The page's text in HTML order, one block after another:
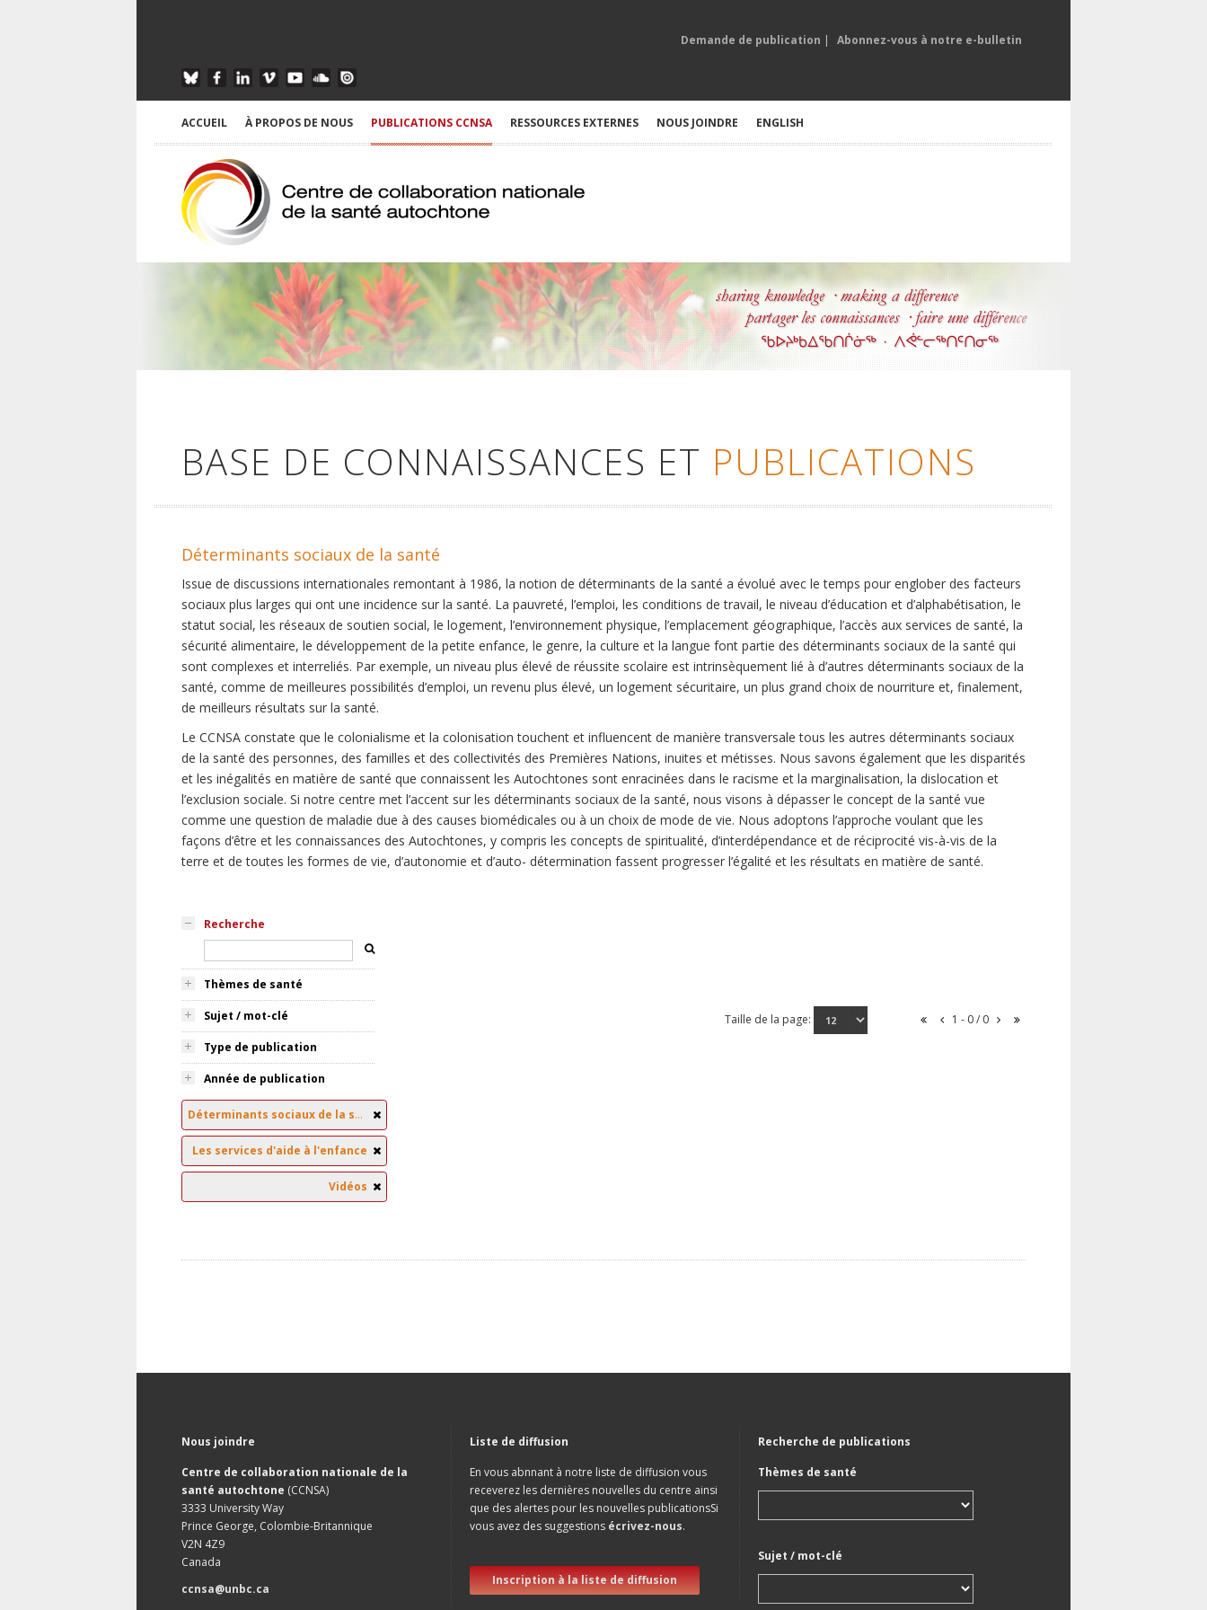
Demande de publication | Abonnez-vous à notre e-bulletin
ACCUEIL À PROPOS DE NOUS PUBLICATIONS CCNSA RESSOURCES EXTERNES NOUS JOINDRE ENGLISH
BASE DE CONNAISSANCES ET PUBLICATIONS
Déterminants sociaux de la santé
Issue de discussions internationales remontant à 1986, la notion de déterminants de la santé a évolué avec le temps pour englober des facteurs
sociaux plus larges qui ont une incidence sur la santé. La pauvreté, l’emploi, les conditions de travail, le niveau d’éducation et d’alphabétisation, le
statut social, les réseaux de soutien social, le logement, l’environnement physique, l’emplacement géographique, l’accès aux services de santé, la
sécurité alimentaire, le développement de la petite enfance, le genre, la culture et la langue font partie des déterminants sociaux de la santé qui
sont complexes et interreliés. Par exemple, un niveau plus élevé de réussite scolaire est intrinsèquement lié à d’autres déterminants sociaux de la
santé, comme de meilleures possibilités d’emploi, un revenu plus élevé, un logement sécuritaire, un plus grand choix de nourriture et, finalement,
de meilleurs résultats sur la santé.
Le CCNSA constate que le colonialisme et la colonisation touchent et influencent de manière transversale tous les autres déterminants sociaux
de la santé des personnes, des familles et des collectivités des Premières Nations, inuites et métisses. Nous savons également que les disparités
et les inégalités en matière de santé que connaissent les Autochtones sont enracinées dans le racisme et la marginalisation, la dislocation et
l’exclusion sociale. Si notre centre met l’accent sur les déterminants sociaux de la santé, nous visons à dépasser le concept de la santé vue
comme une question de maladie due à des causes biomédicales ou à un choix de mode de vie. Nous adoptons l’approche voulant que les
façons d’être et les connaissances des Autochtones, y compris les concepts de spiritualité, d’interdépendance et de réciprocité vis-à-vis de la
terre et de toutes les formes de vie, d’autonomie et d’auto- détermination fassent progresser l’égalité et les résultats en matière de santé.
Recherche
Thèmes de santé
Sujet / mot-clé
Type de publication
Année de publication
Déterminants sociaux de la santé
Les services d'aide à l'enfance
Vidéos
Taille de la page: 1 - 0 / 0
Nous joindre
Centre de collaboration nationale de la
santé autochtone (CCNSA)
3333 University Way
Prince George, Colombie-Britannique
V2N 4Z9
Canada
ccnsa@unbc.ca
Liste de diffusion
En vous abnnant à notre liste de diffusion vous
receverez les dernières nouvelles du centre ainsi
que des alertes pour les nouvelles publicationsSi
vous avez des suggestions écrivez-nous.
Inscription à la liste de diffusion
Recherche de publications
Thèmes de santé
Sujet / mot-clé